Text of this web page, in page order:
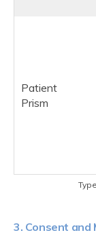
Patient
Prism
3. Consent and